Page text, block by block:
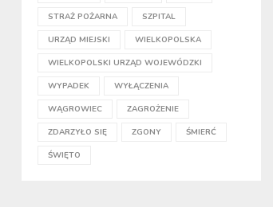
STRAŻ POŻARNA SZPITAL
URZĄD MIEJSKI WIELKOPOLSKA
WIELKOPOLSKI URZĄD WOJEWÓDZKI
WYPADEK WYŁĄCZENIA
WĄGROWIEC ZAGROŻENIE
ZDARZYŁO SIĘ ZGONY ŚMIERĆ
ŚWIĘTO